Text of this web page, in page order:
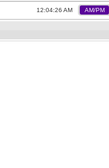
12:04:27 AM AM/PM